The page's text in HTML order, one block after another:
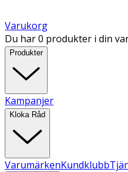
Varukorg
Du har 0 produkter i din
Produkter
Kampanjer
Kloka Råd
VarumärkenKundklubb